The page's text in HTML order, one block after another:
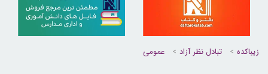
زیباکده تبادل نظر آزاد عمومی